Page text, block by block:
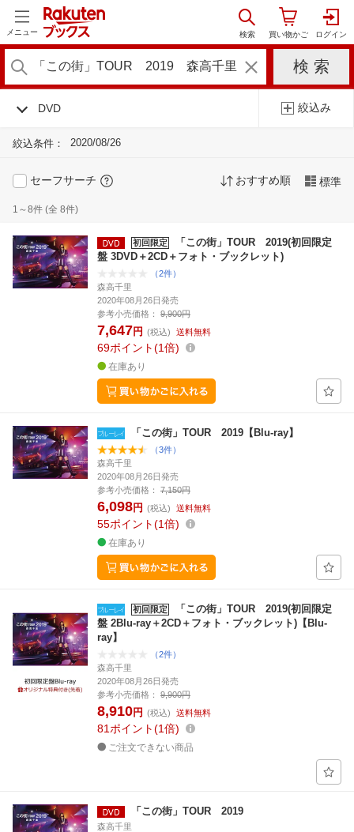
メニュー
DVD 絞込み
絞込条件： 2020/08/26
セーフサーチ おすすめ順 標準
1～8件 (全 8件)
初回限定
「この街」TOUR 2019(初回限定
盤 3DVD＋2CD＋フォト・ブックレット)
（2件）
森高千里
2020年08月26日発売
参考小売価格：
9,900円
7,647円 (税込) 送料無料
69ポイント 1倍
在庫あり
「この街」TOUR 2019【Blu-ray】
（3件）
森高千里
2020年08月26日発売
参考小売価格：
7,150円
6,098円 (税込) 送料無料
55ポイント 1倍
在庫あり
初回限定
「この街」TOUR 2019(初回限定
盤 2Blu-ray＋2CD＋フォト・ブックレット)【Blu-
ray】
（2件）
森高千里
2020年08月26日発売
参考小売価格：
9,900円
8,910円 (税込) 送料無料
81 ポイント 1倍
ご注文できない商品
「この街」TOUR 2019
森高千里